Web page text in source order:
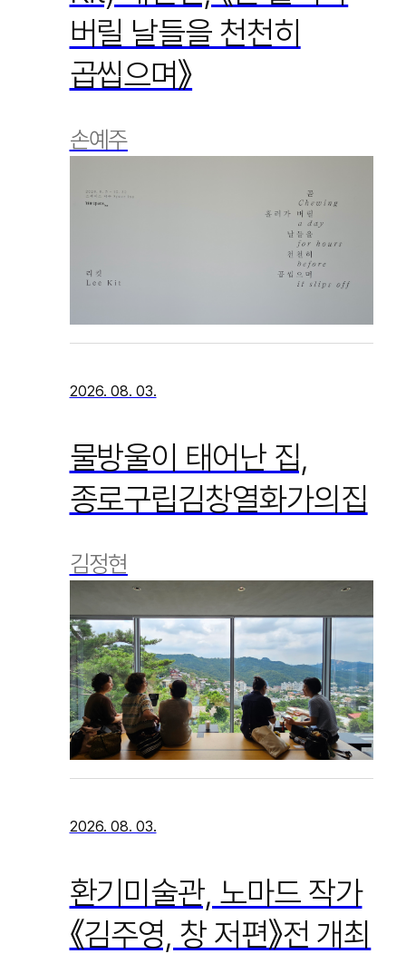
버릴 날들을 천천히
곱씹으며》
손예주
2026. 08. 03.
물방울이 태어난 집,
종로구립김창열화가의집
김정현
2026. 08. 03.
환기미술관, 노마드 작가
《김주영, 창 저편》전 개최